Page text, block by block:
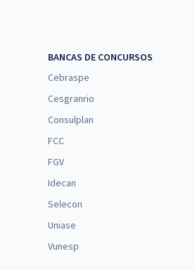
BANCAS DE CONCURSOS
Cebraspe
Cesgranrio
Consulplan
FCC
FGV
Idecan
Selecon
Uniase
Vunesp